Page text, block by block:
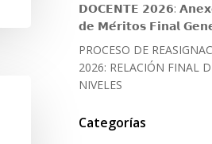
𝗗𝗢𝗖𝗘𝗡𝗧𝗘 𝟮𝟬𝟮𝟲:
𝗱𝗲 𝗠𝗲́𝗿𝗶𝘁𝗼𝘀 𝗙𝗶𝗻𝗮𝗹
PROCESO DE
2026: RELACIÓN FINAL
NIVELES
Categorías